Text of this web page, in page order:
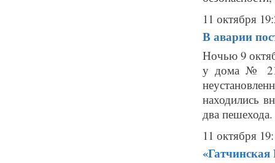
11 октября
В аварии
Ночью 9
у дома № 21
находились
два
11 октября